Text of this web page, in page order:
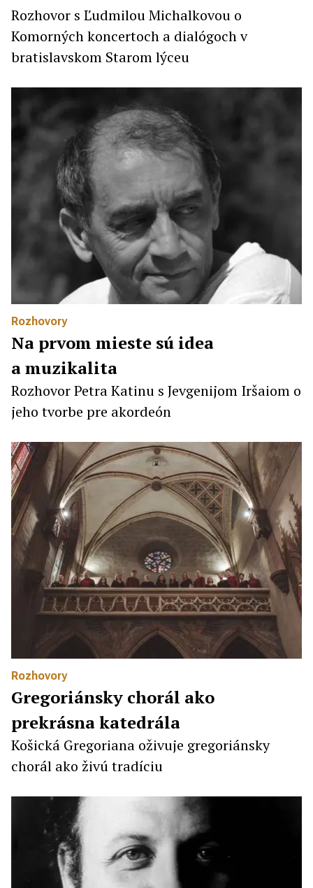
Rozhovor s Ľudmilou Michalkovou o
Komorných koncertoch a dialógoch v
bratislavskom Starom lýceu
Rozhovory
Na prvom mieste sú idea
a muzikalita
Rozhovor Petra Katinu s Jevgenijom Iršaiom o
jeho tvorbe pre akordeón
Rozhovory
Gregoriánsky chorál ako
prekrásna katedrála
Košická Gregoriana oživuje gregoriánsky
chorál ako živú tradíciu